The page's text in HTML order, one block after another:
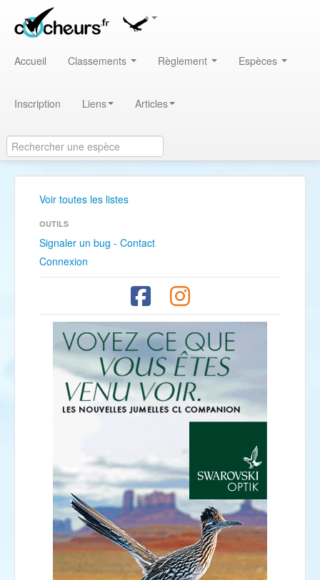
Accueil Classements Règlement Espèces
Inscription Liens Articles
Voir toutes les listes
OUTILS
Signaler un bug - Contact
Connexion